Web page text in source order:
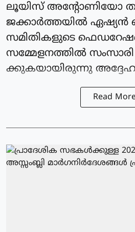
ലൂയിസ് അന്റോണിയോ
ജക്കാര്‍ത്തയില്‍ ഏഷ്യന്‍
സമിതികളുടെ
സമ്മേളനത്തില്‍ സംസാരി
ക്കുകയായിരുന്നു
Read